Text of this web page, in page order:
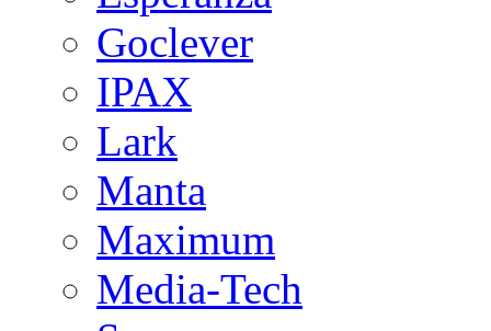
Goclever
IPAX
Lark
Manta
Maximum
Media-Tech